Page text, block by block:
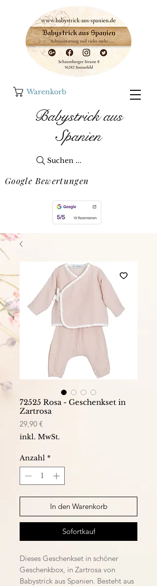
Warenkorb
Babystrick aus
Spanien
Suchen ...
Google Bewertungen
72525 Rosa - Geschenkset in
Zartrosa
29,90 €Preis
inkl. MwSt.
Anzahl *
In den Warenkorb
Sofortkauf
Dieses Geschenkset in schöner
Geschenkbox, in Zartrosa von
Babystrick aus Spanien. Besteht aus